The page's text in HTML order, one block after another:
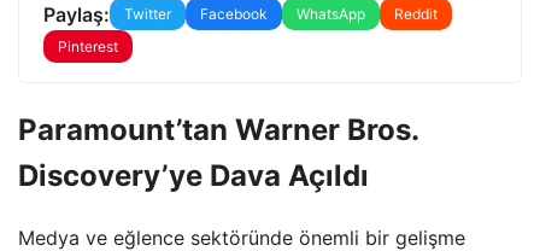
Paylaş: Twitter Facebook WhatsApp
Reddit
Pinterest
Paramount’tan Warner Bros.
Discovery’ye Dava Açıldı
Medya ve eğlence sektöründe önemli bir gelişme